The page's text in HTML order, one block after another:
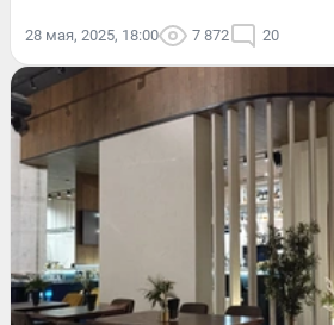
28 мая, 2025, 18:00 7 872 20